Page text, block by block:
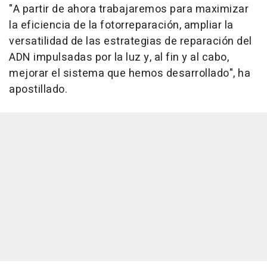
"A partir de ahora trabajaremos para maximizar
la eficiencia de la fotorreparación, ampliar la
versatilidad de las estrategias de reparación del
ADN impulsadas por la luz y, al fin y al cabo,
mejorar el sistema que hemos desarrollado", ha
apostillado.